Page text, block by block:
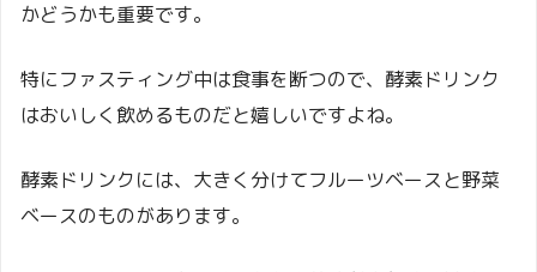
かどうかも重要です。
特にファスティング中は食事を断つので、酵素ドリンク
はおいしく飲めるものだと嬉しいですよね。
酵素ドリンクには、大きく分けてフルーツベースと野菜
ベースのものがあります。